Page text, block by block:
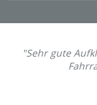
"Sehr gute